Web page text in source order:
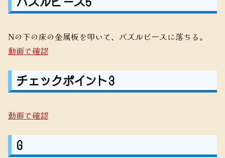
Nの下の床の金属板を叩いて、パズルピースに落ちる。
動画で確認
チェックポイント3
動画で確認
G